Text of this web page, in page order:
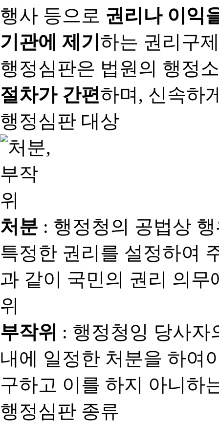
행사 등으로 권리나 이익
기관에 제기하는 권리구
행정심판은 법원의 행정
절차가 간편하며, 신속하
행정심판 대상
처분 : 행정청의 공법상
특정한 권리를 설정하여
과 같이 국민의 권리 의
위
부작위 : 행정청잉 당사자
내에 일정한 처분을 하여
구하고 이를 하지 아니하
행정심판 종류